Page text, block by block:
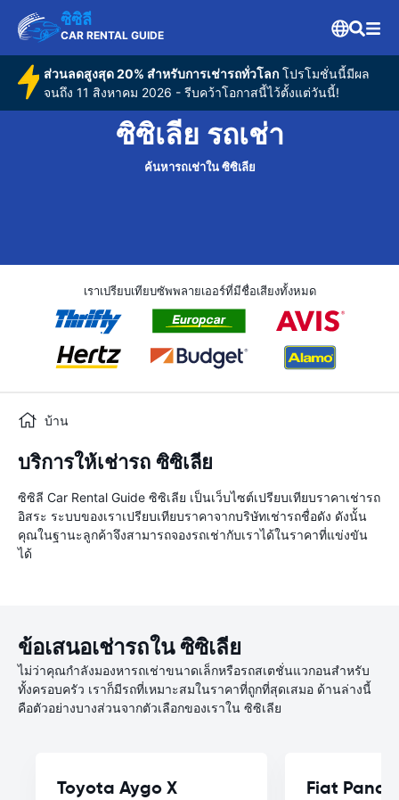
ซิซิลี
CAR RENTAL GUIDE
ส่วนลดสูงสุด 20% สำหรับการเช่ารถทั่วโลกโปรโมชั่นนี้มีผล
จนถึง 11 สิงหาคม 2026 - รีบคว้าโอกาสนี้ไว้ตั้งแต่วันนี้!
ซิซิเลีย รถเช่า
ค้นหารถเช่าใน ซิซิเลีย
เราเปรียบเทียบซัพพลายเออร์ที่มีชื่อเสียงทั้งหมด
บ้าน
บริการให้เช่ารถ ซิซิเลีย
ซิซิลี Car Rental Guide ซิซิเลีย เป็นเว็บไซต์เปรียบเทียบราคาเช่ารถ
อิสระ ระบบของเราเปรียบเทียบราคาจากบริษัทเช่ารถชื่อดัง ดังนั้น
คุณในฐานะลูกค้าจึงสามารถจองรถเช่ากับเราได้ในราคาที่แข่งขัน
ได้
ข้อเสนอเช่ารถใน ซิซิเลีย
ไม่ว่าคุณกำลังมองหารถเช่าขนาดเล็กหรือรถสเตชั่นแวกอนสำหรับ
ทั้งครอบครัว เราก็มีรถที่เหมาะสมในราคาที่ถูกที่สุดเสมอ ด้านล่างนี้
คือตัวอย่างบางส่วนจากตัวเลือกของเราใน ซิซิเลีย
Toyota Aygo X Fiat Panda